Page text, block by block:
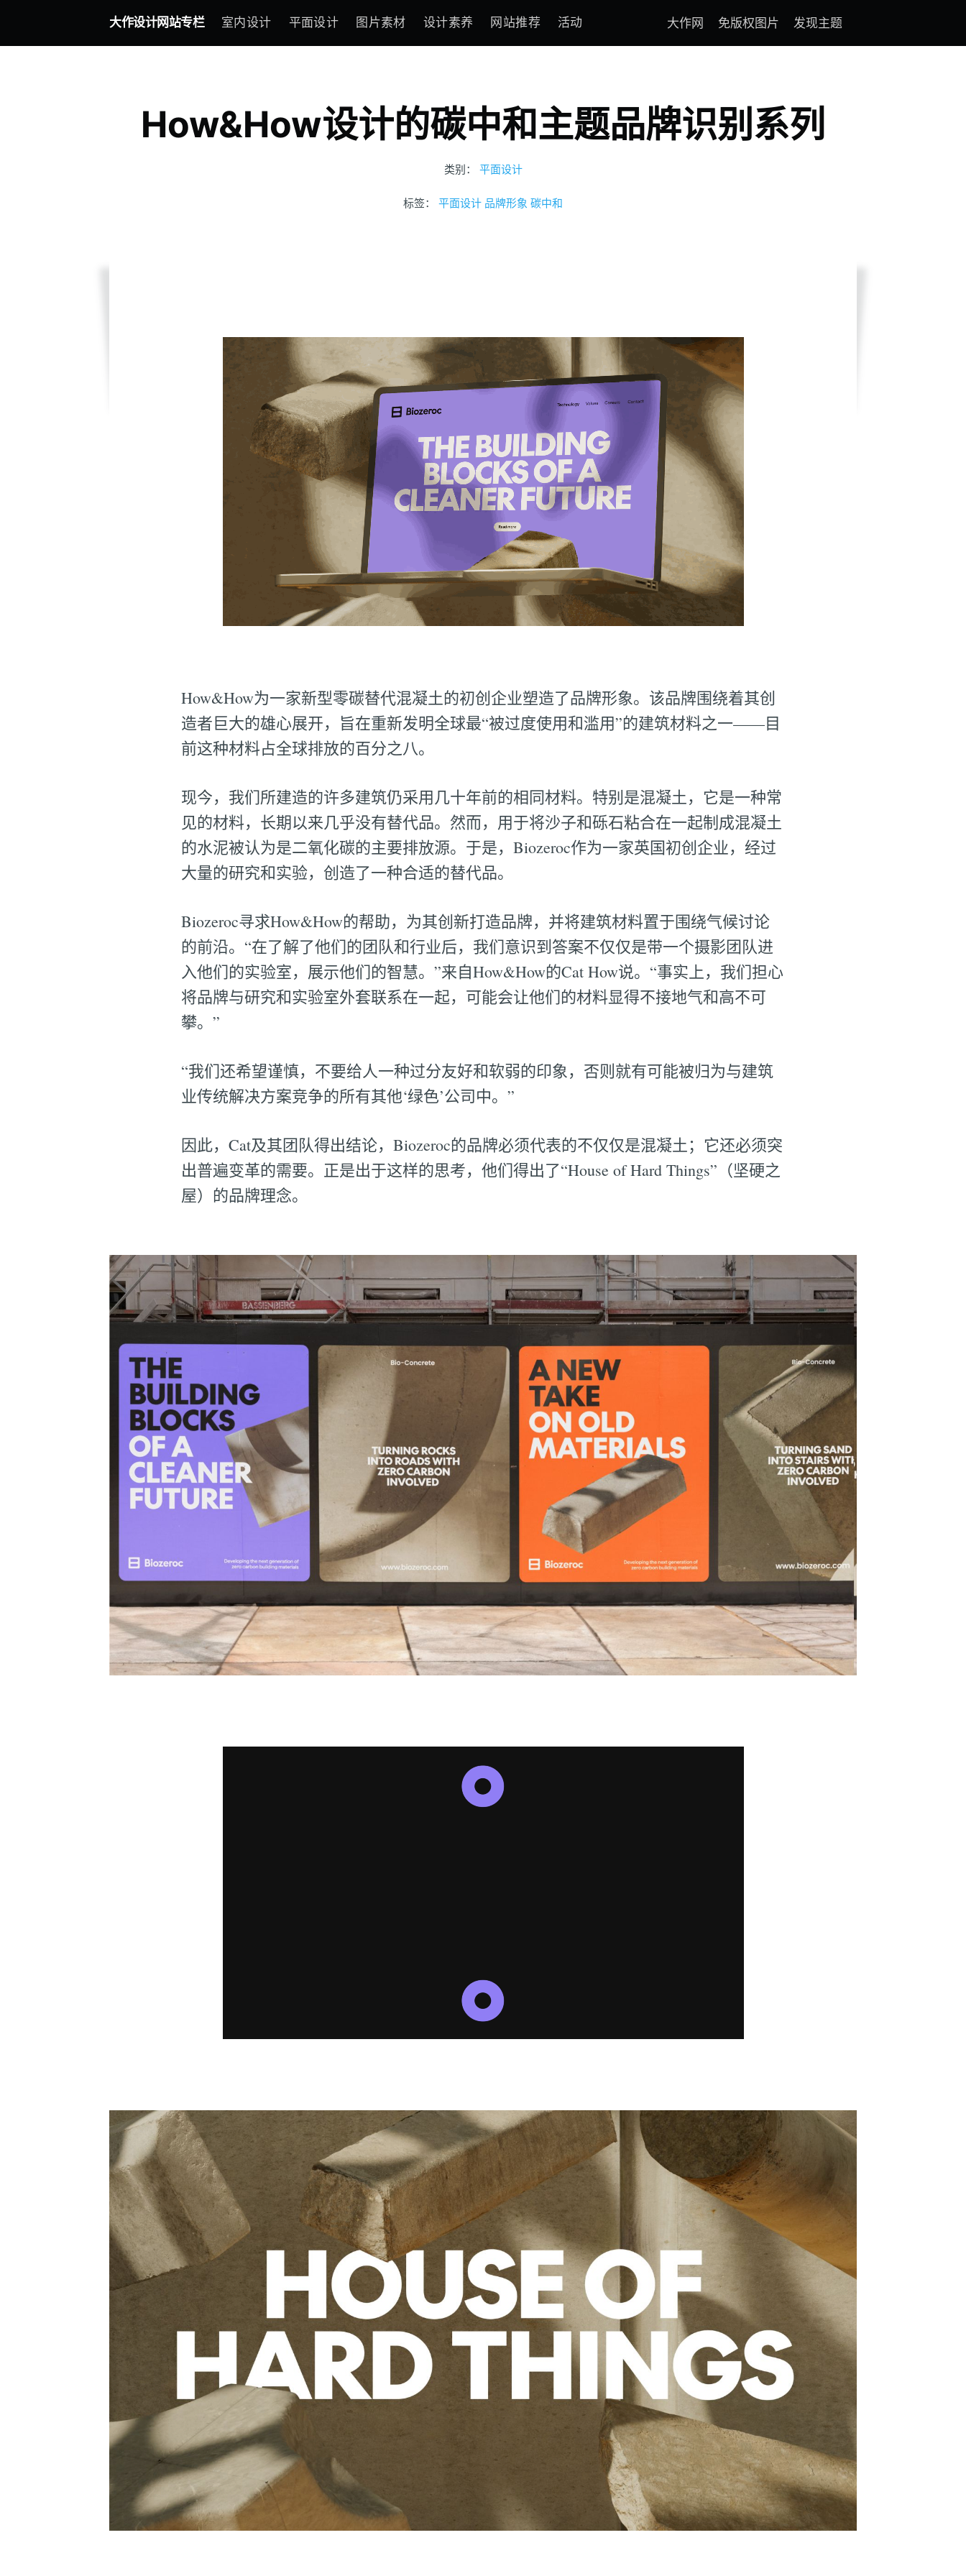
大作设计网站专栏 室内设计 平面设计 图片素材 设计素养 网站推荐 活动 大作网 免版权图片 发现主题
How&How设计的碳中和主题品牌识别系列
类别： 平面设计
标签： 平面设计 品牌形象 碳中和
How&How为一家新型零碳替代混凝土的初创企业塑造了品牌形象。该品牌围绕着其创
造者巨大的雄心展开，旨在重新发明全球最“被过度使用和滥用”的建筑材料之一——目
前这种材料占全球排放的百分之八。
现今，我们所建造的许多建筑仍采用几十年前的相同材料。特别是混凝土，它是一种常
见的材料，长期以来几乎没有替代品。然而，用于将沙子和砾石粘合在一起制成混凝土
的水泥被认为是二氧化碳的主要排放源。于是，Biozeroc作为一家英国初创企业，经过
大量的研究和实验，创造了一种合适的替代品。
Biozeroc寻求How&How的帮助，为其创新打造品牌，并将建筑材料置于围绕气候讨论
的前沿。“在了解了他们的团队和行业后，我们意识到答案不仅仅是带一个摄影团队进
入他们的实验室，展示他们的智慧。”来自How&How的Cat How说。“事实上，我们担心
将品牌与研究和实验室外套联系在一起，可能会让他们的材料显得不接地气和高不可
攀。”
“我们还希望谨慎，不要给人一种过分友好和软弱的印象，否则就有可能被归为与建筑
业传统解决方案竞争的所有其他‘绿色’公司中。”
因此，Cat及其团队得出结论，Biozeroc的品牌必须代表的不仅仅是混凝土；它还必须突
出普遍变革的需要。正是出于这样的思考，他们得出了“House of Hard Things”（坚硬之
屋）的品牌理念。